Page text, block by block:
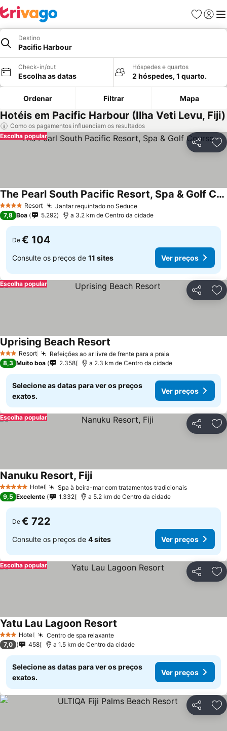
Favoritos
Iniciar
Destino
Pacific Harbour
Check-in/out
Escolha as datas
Hóspedes e quartos
2 hóspedes, 1 quarto.
Ordenar Filtrar Mapa
Hotéis em Pacific Harbour (Ilha Veti Levu, Fiji)
Como os pagamentos influenciam os resultados
Partilhar
Escolha popular
4 EstrelasResort Jantar requintado no SeduceVer preços
The Pearl South Pacific Resort, Spa & Golf Course
Ver preços
7,8 Boa 5.292 a 3.2 km de Centro da cidade
De € 104
Consulte os preços de 11 sites Ver preços
Partilhar
Escolha popular
3 EstrelasResort Refeições ao ar livre de frente para a praia
Uprising Beach Resort
8,3 Muito boa 2.358 a 2.3 km de Centro da cidade
Selecione as datas para ver os preços
exatos.
Ver preços
Partilhar
Escolha popular
5 Estrelas Hotel Spa à beira-mar com tratamentos tradicionaisVer
Nanuku Resort, FijiVer preços
9,5 Excelente 1.332 a 5.2 km de Centro da cidade
De € 722
Consulte os preços de 4 sites Ver preços
Partilhar
Escolha popular
3 EstrelasHotel Centro de spa relaxanteVer preços
Yatu Lau Lagoon Resort
7,0 458 a 1.5 km de Centro da cidade
Selecione as datas para ver os preços
exatos.
Ver preços
Partilhar